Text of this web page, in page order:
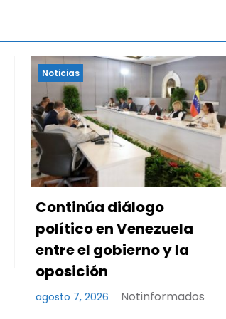
Noticias
Presidenta
lanza Plan
Subsidio Directo en
encuentro con
Condominio